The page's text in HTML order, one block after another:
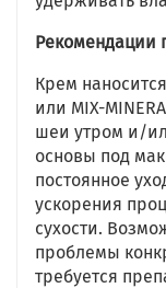
Рекомендации
Крем
или MIX-
шеи утром и/
основы под
постоянное
ускорения
сухости.
проблемы
требуется